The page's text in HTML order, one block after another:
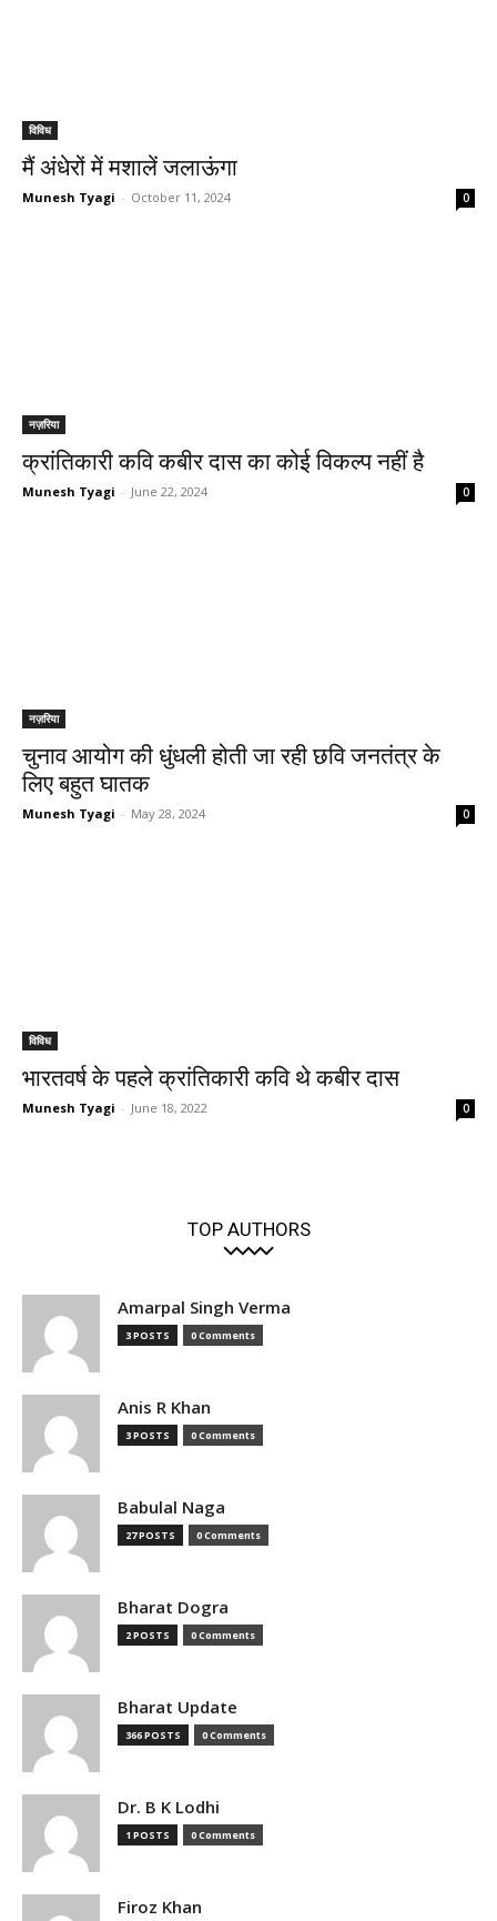
विविध
मैं अंधेरों में मशालें जलाऊंगा
Munesh Tyagi - October 11, 2024 0
नज़रिया
क्रांतिकारी कवि कबीर दास का कोई विकल्प नहीं है
Munesh Tyagi - June 22, 2024 0
नज़रिया
चुनाव आयोग की धुंधली होती जा रही छवि जनतंत्र के
लिए बहुत घातक
Munesh Tyagi - May 28, 2024 0
विविध
भारतवर्ष के पहले क्रांतिकारी कवि थे कबीर दास
Munesh Tyagi - June 18, 2022 0
TOP AUTHORS
Amarpal Singh Verma
3 POSTS 0 Comments
Anis R Khan
3 POSTS 0 Comments
Babulal Naga
27 POSTS 0 Comments
Bharat Dogra
2 POSTS 0 Comments
Bharat Update
366 POSTS 0 Comments
Dr. B K Lodhi
1 POSTS 0 Comments
Firoz Khan